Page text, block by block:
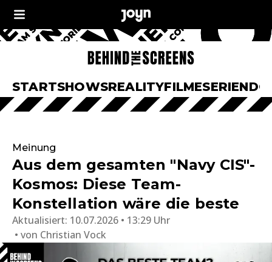
STARTSHOWSREALITYFILMESERIEN
Meinung
Aus dem gesamten "Navy CIS"-
Kosmos: Diese Team-
Konstellation wäre die beste
Aktualisiert: 10.07.2026 • 13:29 Uhr
von Christian Vock